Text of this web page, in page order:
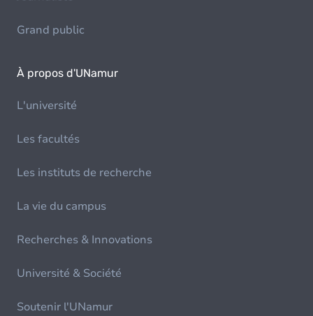
Grand public
À propos d'UNamur
L'université
Les facultés
Les instituts de recherche
La vie du campus
Recherches & Innovations
Université & Société
Soutenir l'UNamur